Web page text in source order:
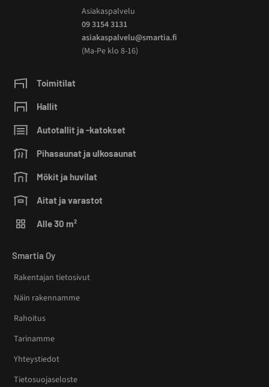
Asiakaspalvelu
09 3154 3131
asiakaspalvelu@smartia.fi
(Ma-Pe klo 8-16)
Toimitilat
Hallit
Autotallit ja -katokset
Pihasaunat ja ulkosaunat
Mökit ja huvilat
Aitat ja varastot
Alle 30 m²
Smartia Oy
Rakentajan tietosivut
Näin rakennamme
Rahoitus
Tarinamme
Yhteystiedot
Tietosuojaseloste